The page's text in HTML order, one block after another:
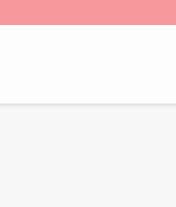
な”ことから”ちょっとづつ!!